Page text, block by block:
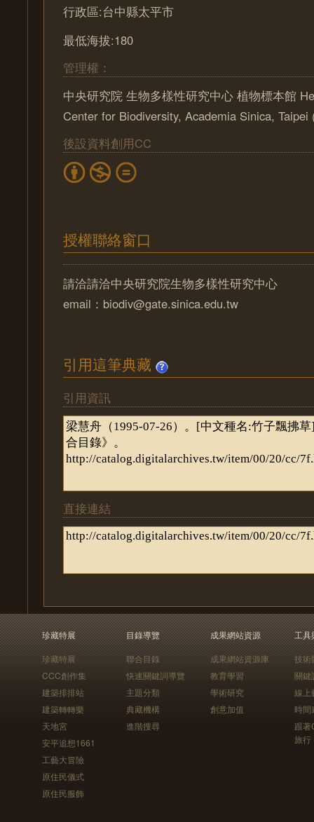
行政區:台中縣太平市
最低海拔:180
管理權：
中央研究院 生物多樣性研究中心 植物標本館
Center for Biodiversity, Academia Sinica, Taipei
後設資料創用CC
授權聯絡窗口
請洽請洽中央研究院生物多樣性研究中心
email：biodiv@gate.sinica.edu.tw
引用這筆典藏
引用資訊
直接連結
珍藏特展
珍藏特展
CCC創作集
建築排排站
建築轉轉樂
天地宮
安平追想1661
工藝大冒險
原住民儀式
原住民服飾
目錄導覽
聯合目錄
快速關鍵詞導覽
主題分類
典藏機構
進階搜尋
成果網站資源
成果網站資源庫
教育學習
學術研究
創意加值
工具
技術
關鍵
線上
時間
跟
旅行